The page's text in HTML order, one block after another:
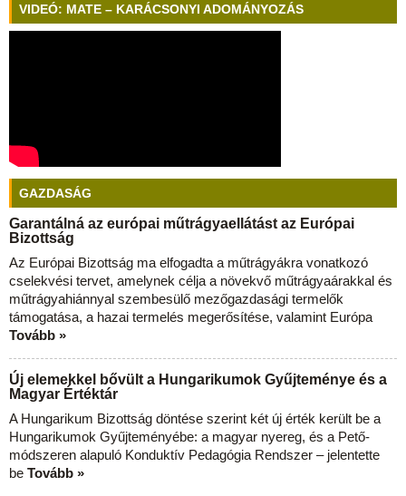
VIDEÓ: MATE – KARÁCSONYI ADOMÁNYOZÁS
GAZDASÁG
Garantálná az európai műtrágyaellátást az Európai
Bizottság
Az Európai Bizottság ma elfogadta a műtrágyákra vonatkozó
cselekvési tervet, amelynek célja a növekvő műtrágyaárakkal és
műtrágyahiánnyal szembesülő mezőgazdasági termelők
támogatása, a hazai termelés megerősítése, valamint Európa
Tovább »
Új elemekkel bővült a Hungarikumok Gyűjteménye és a
Magyar Értéktár
A Hungarikum Bizottság döntése szerint két új érték került be a
Hungarikumok Gyűjteményébe: a magyar nyereg, és a Pető-
módszeren alapuló Konduktív Pedagógia Rendszer – jelentette
be Tovább »